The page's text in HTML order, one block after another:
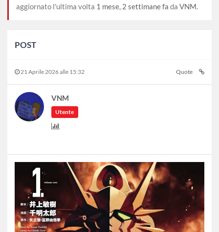
aggiornato l'ultima volta 1 mese, 2 settimane fa da VNM.
POST
21 Aprile 2026 alle 15:32 Quote
VNM
Utente